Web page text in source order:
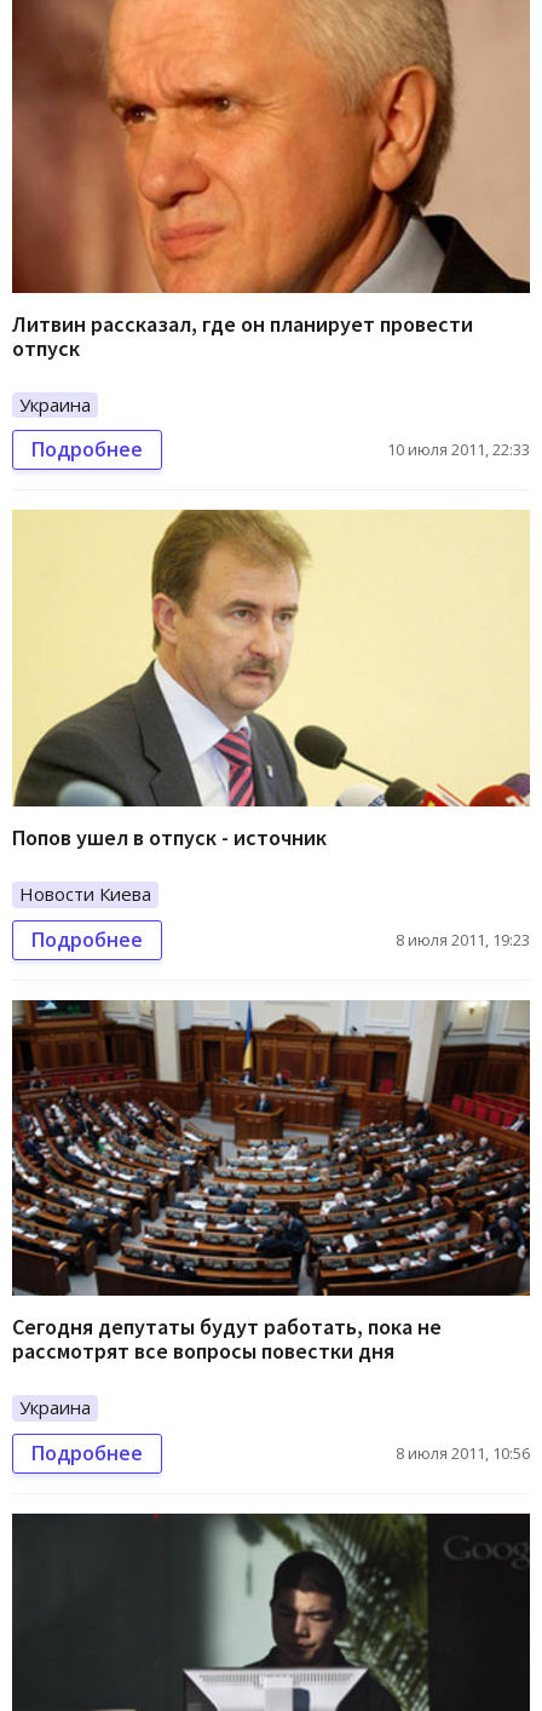
Литвин рассказал, где он планирует провести
отпуск
Украина
Подробнее 10 июля 2011, 22:33
Попов ушел в отпуск - источник
Новости Киева
Подробнее 8 июля 2011, 19:23
Сегодня депутаты будут работать, пока не
рассмотрят все вопросы повестки дня
Украина
Подробнее 8 июля 2011, 10:56